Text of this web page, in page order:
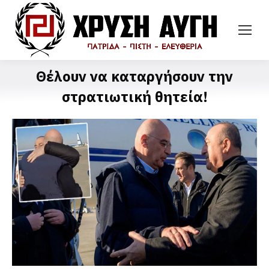
Θέλουν να καταργήσουν την
στρατιωτική θητεία!